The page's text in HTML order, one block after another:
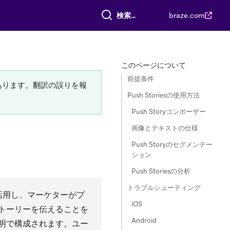
すべて検索 braze.com
ます。翻訳の誤りを報
し、マーケターがプ
ーリーを伝えることを
で構成されます。ユー
このページについて
前提条件
Push Storiesの使用方法
Push Storyコンポーザー
画像とテキストの仕様
Push Storyのセグメンテー
ション
Push Storiesの分析
トラブルシューティング
iOS
Android